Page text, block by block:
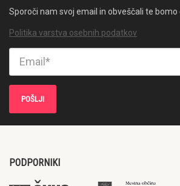
Sporoči nam svoj email in obveščali te bomo
Politika varstva osebnih podatkov
PODPORNIKI